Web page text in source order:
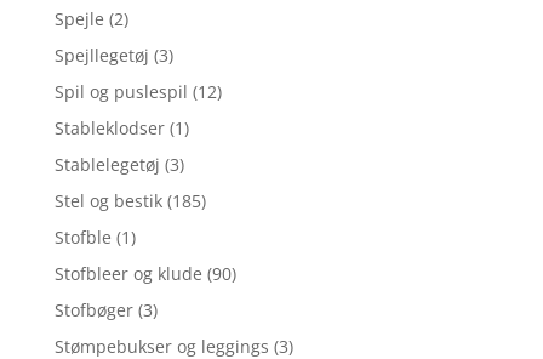
Spejle (2)
Spejllegetøj (3)
Spil og puslespil (12)
Stableklodser (1)
Stablelegetøj (3)
Stel og bestik (185)
Stofble (1)
Stofbleer og klude (90)
Stofbøger (3)
Stømpebukser og leggings (3)